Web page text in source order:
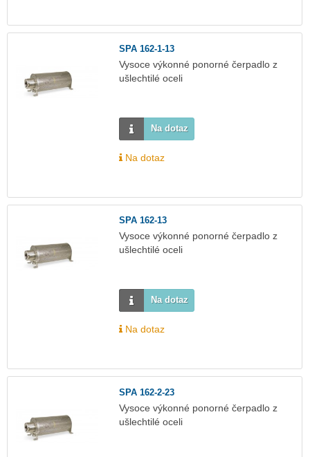
SPA 162-1-13
Vysoce výkonné ponorné čerpadlo z
ušlechtilé oceli
Na dotaz
Na dotaz
SPA 162-13
Vysoce výkonné ponorné čerpadlo z
ušlechtilé oceli
Na dotaz
Na dotaz
SPA 162-2-23
Vysoce výkonné ponorné čerpadlo z
ušlechtilé oceli